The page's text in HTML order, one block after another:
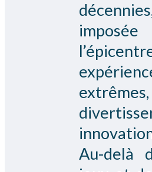
Au-delà